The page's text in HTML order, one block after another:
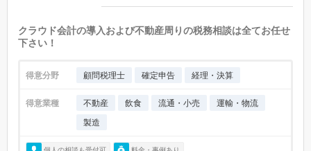
クラウド会計の導入および不動産周りの税務相談は全てお任せ
下さい！
得意分野 顧問税理士 確定申告 経理・決算
得意業種 不動産 飲食 流通・小売
運輸・物流
製造